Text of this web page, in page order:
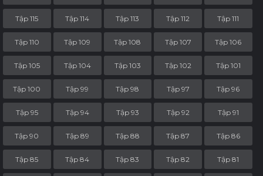
Tập 115 Tập 114 Tập 113 Tập 112 Tập 111
Tập 110 Tập 109 Tập 108 Tập 107 Tập 106
Tập 105 Tập 104 Tập 103 Tập 102 Tập 101
Tập 100 Tập 99 Tập 98 Tập 97 Tập 96
Tập 95 Tập 94 Tập 93 Tập 92 Tập 91
Tập 90 Tập 89 Tập 88 Tập 87 Tập 86
Tập 85 Tập 84 Tập 83 Tập 82 Tập 81